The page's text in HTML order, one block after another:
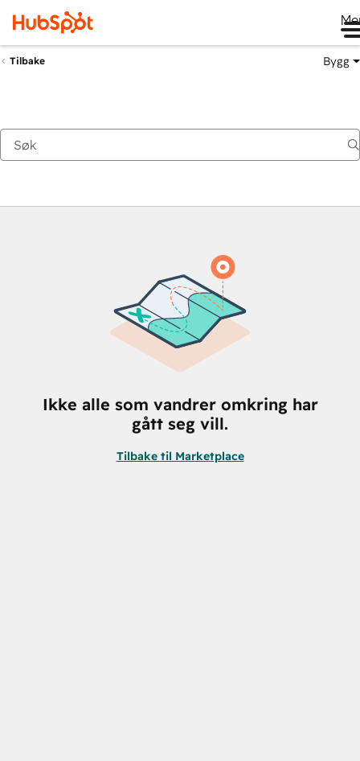
Tilbake Bygg
Ikke alle som vandrer omkring har
gått seg vill.
Tilbake til Marketplace